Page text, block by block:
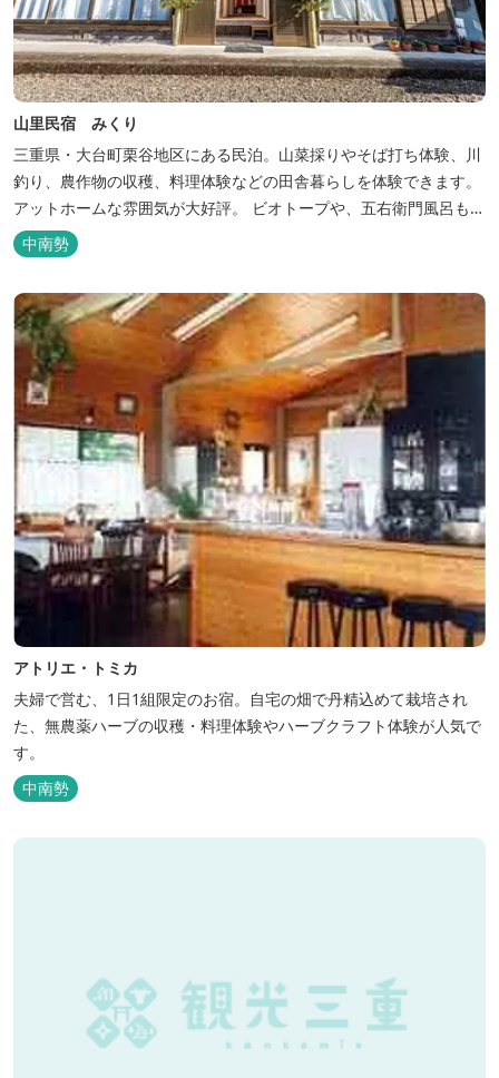
山里民宿 みくり
三重県・大台町栗谷地区にある民泊。山菜採りやそば打ち体験、川
釣り、農作物の収穫、料理体験などの田舎暮らしを体験できます。
アットホームな雰囲気が大好評。 ビオトープや、五右衛門風呂も楽
しめます。6月はホタル観賞が人気。 夜になると周囲は真っ暗。都
会には無い闇の中を飛び交うヒメホタル・ヘイケボタルを観賞した
り、星空を眺めたり・・・ 初夏の早朝には「アカショウビン」の美
しい声を聞く事ができた...
中南勢
アトリエ・トミカ
夫婦で営む、1日1組限定のお宿。自宅の畑で丹精込めて栽培され
た、無農薬ハーブの収穫・料理体験やハーブクラフト体験が人気で
す。
中南勢